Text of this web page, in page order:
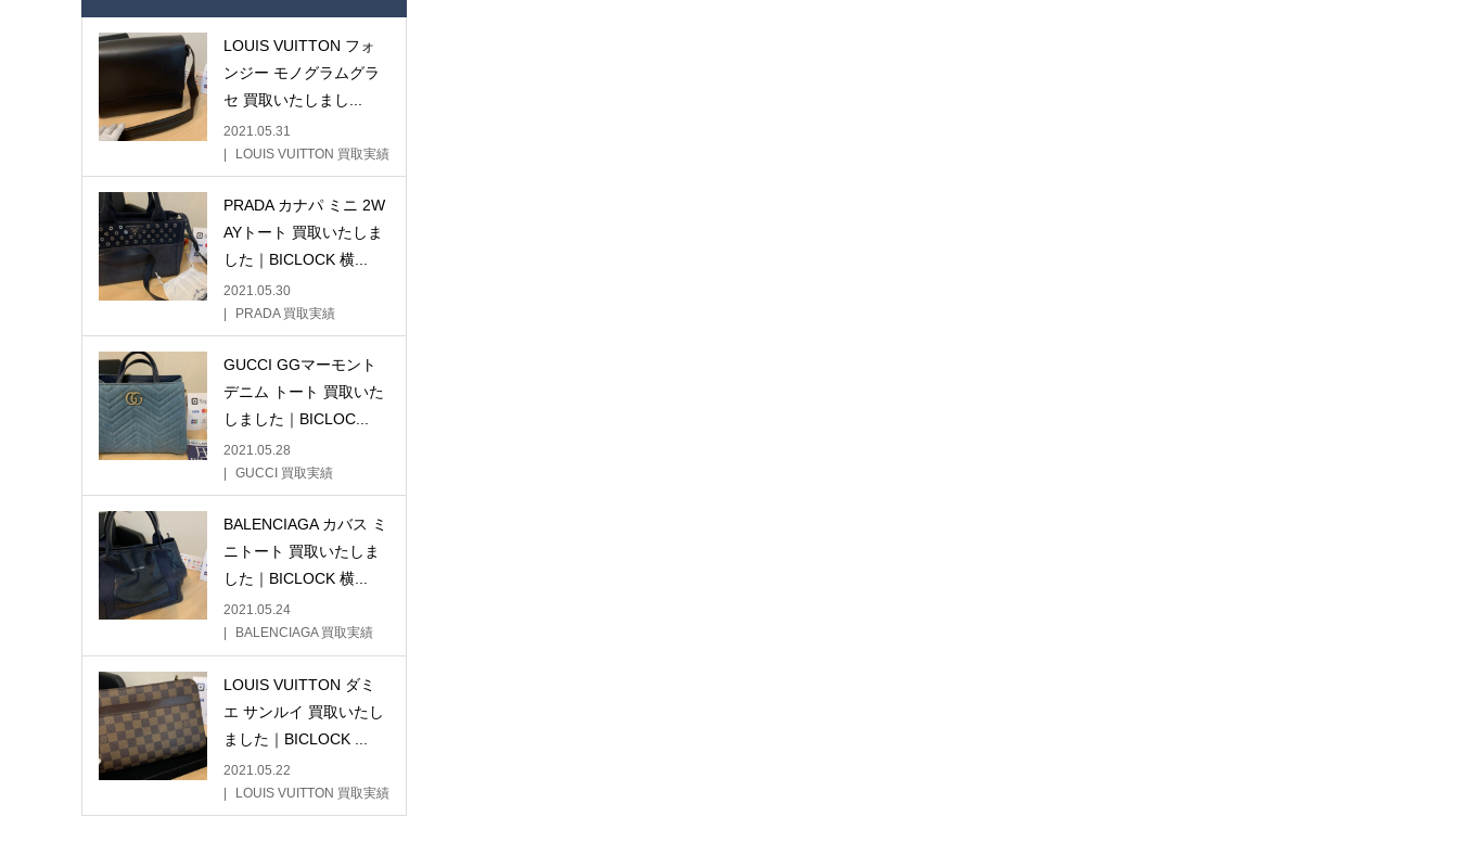
LOUIS VUITTON フォ
ンジー モノグラムグラ
セ 買取いたしまし...
2021.05.31
LOUIS VUITTON 買取実績
PRADA カナパ ミニ 2W
AYトート 買取いたしま
した｜BICLOCK 横...
2021.05.30
PRADA 買取実績
GUCCI GGマーモント
デニム トート 買取いた
しました｜BICLOC...
2021.05.28
GUCCI 買取実績
BALENCIAGA カバス ミ
ニトート 買取いたしま
した｜BICLOCK 横...
2021.05.24
BALENCIAGA 買取実績
LOUIS VUITTON ダミ
エ サンルイ 買取いたし
ました｜BICLOCK ...
2021.05.22
LOUIS VUITTON 買取実績